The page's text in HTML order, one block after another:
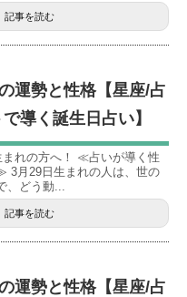
記事を読む
運勢と性格【星座/占
導く誕生日占い】
まれの方へ！ ≪占いが導く性
3月29日生まれの人は、世の
、どう動...
記事を読む
運勢と性格【星座/占